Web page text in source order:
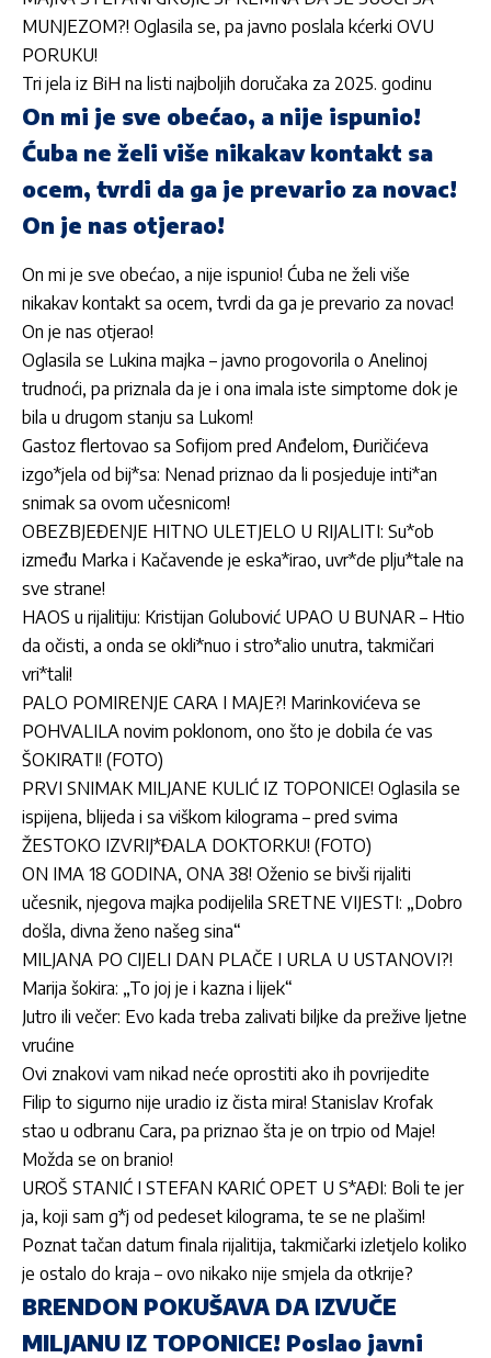
MUNJEZOM?! Oglasila se, pa javno poslala kćerki OVU
PORUKU!
Tri jela iz BiH na listi najboljih doručaka za 2025. godinu
On mi je sve obećao, a nije ispunio!
Ćuba ne želi više nikakav kontakt sa
ocem, tvrdi da ga je prevario za novac!
On je nas otjerao!
On mi je sve obećao, a nije ispunio! Ćuba ne želi više
nikakav kontakt sa ocem, tvrdi da ga je prevario za novac!
On je nas otjerao!
Oglasila se Lukina majka – javno progovorila o Anelinoj
trudnoći, pa priznala da je i ona imala iste simptome dok je
bila u drugom stanju sa Lukom!
Gastoz flertovao sa Sofijom pred Anđelom, Đuričićeva
izgo*jela od bij*sa: Nenad priznao da li posjeduje inti*an
snimak sa ovom učesnicom!
OBEZBJEĐENJE HITNO ULETJELO U RIJALITI: Su*ob
između Marka i Kačavende je eska*irao, uvr*de plju*tale na
sve strane!
HAOS u rijalitiju: Kristijan Golubović UPAO U BUNAR – Htio
da očisti, a onda se okli*nuo i stro*alio unutra, takmičari
vri*tali!
PALO POMIRENJE CARA I MAJE?! Marinkovićeva se
POHVALILA novim poklonom, ono što je dobila će vas
ŠOKIRATI! (FOTO)
PRVI SNIMAK MILJANE KULIĆ IZ TOPONICE! Oglasila se
ispijena, blijeda i sa viškom kilograma – pred svima
ŽESTOKO IZVRIJ*ĐALA DOKTORKU! (FOTO)
ON IMA 18 GODINA, ONA 38! Oženio se bivši rijaliti
učesnik, njegova majka podijelila SRETNE VIJESTI: „Dobro
došla, divna ženo našeg sina“
MILJANA PO CIJELI DAN PLAČE I URLA U USTANOVI?!
Marija šokira: „To joj je i kazna i lijek“
Jutro ili večer: Evo kada treba zalivati biljke da prežive ljetne
vrućine
Ovi znakovi vam nikad neće oprostiti ako ih povrijedite
Filip to sigurno nije uradio iz čista mira! Stanislav Krofak
stao u odbranu Cara, pa priznao šta je on trpio od Maje!
Možda se on branio!
UROŠ STANIĆ I STEFAN KARIĆ OPET U S*AĐI: Boli te jer
ja, koji sam g*j od pedeset kilograma, te se ne plašim!
Poznat tačan datum finala rijalitija, takmičarki izletjelo koliko
je ostalo do kraja – ovo nikako nije smjela da otkrije?
BRENDON POKUŠAVA DA IZVUČE
MILJANU IZ TOPONICE! Poslao javni